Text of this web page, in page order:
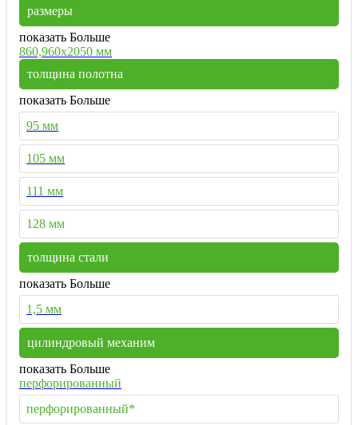
размеры
показать Больше
860,960х2050 мм
толщина полотна
показать Больше
95 мм
105 мм
111 мм
128 мм
толщина стали
показать Больше
1,5 мм
цилиндровый механим
показать Больше
перфорированный
перфорированный*